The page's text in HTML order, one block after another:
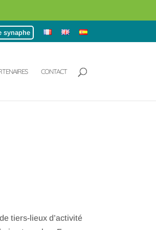
synaphe
CONTACT
tiers-lieux d’activité